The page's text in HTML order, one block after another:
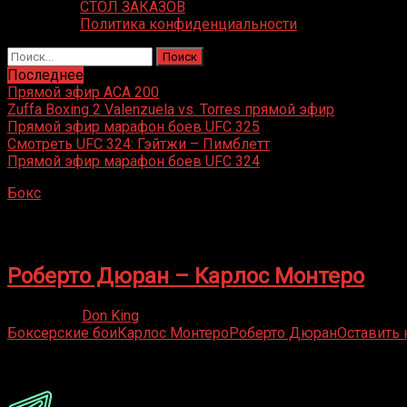
СТОЛ ЗАКАЗОВ
Политика конфиденциальности
Найти:
Последнее
Прямой эфир ACA 200
Zuffa Boxing 2 Valenzuela vs. Torres прямой эфир
Прямой эфир марафон боев UFC 325
Смотреть UFC 324: Гэйтжи – Пимблетт
Прямой эфир марафон боев UFC 324
Бокс
Роберто Дюран – Карлос Монтеро
Don King
Боксерские боиКарлос МонтероРоберто ДюранОставить